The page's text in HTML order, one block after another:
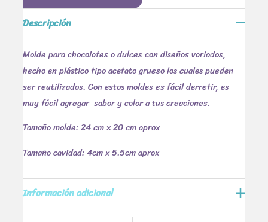
Descripción
Molde para chocolates o dulces con diseños variados,
hecho en plástico tipo acetato grueso los cuales pueden
ser reutilizados. Con estos moldes es fácil derretir, es
muy fácil agregar sabor y color a tus creaciones.
Tamaño molde: 24 cm x 20 cm aprox
Tamaño cavidad: 4cm x 5.5cm aprox
Información adicional